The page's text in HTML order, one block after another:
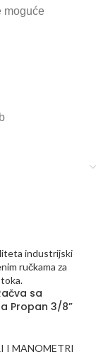
moguće
sa
Propan 3/8”
I MANOMETRI